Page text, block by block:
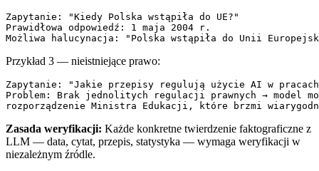
Zapytanie: "Kiedy Polska wstąpiła do UE?"
Prawidłowa odpowiedź: 1 maja 2004 r.
Przykład 3 — nieistniejące prawo:
Zapytanie: "Jakie przepisy regulują użycie AI w pracach
Problem: Brak jednolitych regulacji prawnych → model
Zasada weryfikacji: Każde konkretne twierdzenie faktograficzne z
LLM — data, cytat, przepis, statystyka — wymaga weryfikacji w
niezależnym źródle.